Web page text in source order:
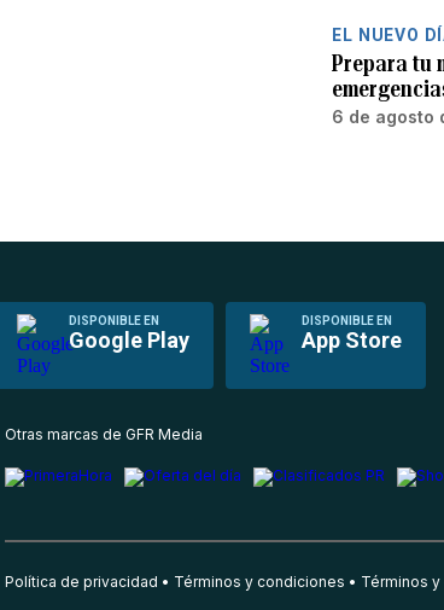
EL NUEVO
Prepara tu
6 de agosto
DISPONIBLE EN
Google Play
DISPONIBLE EN
App Store
Otras marcas de GFR Media
Política de privacidad Términos y condiciones Términos